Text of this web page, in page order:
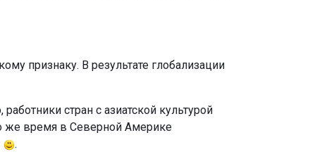
признаку. В результате глобализации
стран с азиатской культурой
же время в Северной Америке
.